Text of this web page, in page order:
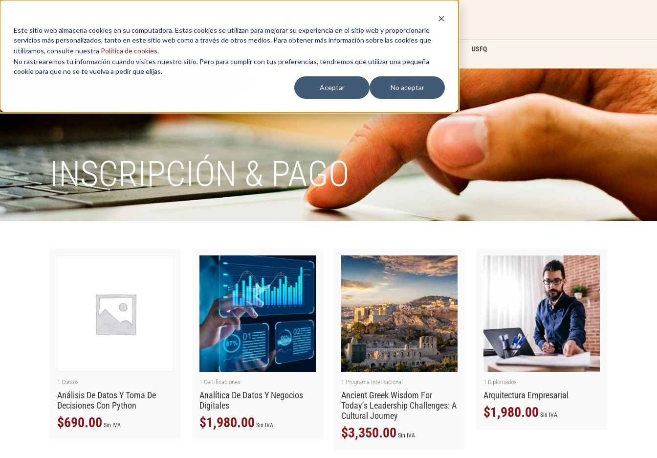
Este sitio web almacena cookies en su computadora. Estas cookies se utilizan para mejorar su experiencia en el sitio web y proporcionarle
servicios más personalizados, tanto en este sitio web como a través de otros medios. Para obtener más información sobre las cookies que
utilizamos, consulte nuestra Política de cookies.
No rastrearemos tu información cuando visites nuestro sitio. Pero para cumplir con tus preferencias, tendremos que utilizar una pequeña
cookie para que no se te vuelva a pedir que elijas.
Aceptar
No aceptar
USFQ
INSCRIPCIÓN & PAGO
1 Cursos
Análisis De Datos Y Toma De
Decisiones Con Python
$690.00 Sin IVA
1 Certificaciones
Analítica De Datos Y Negocios
Digitales
$1,980.00 Sin IVA
1 Programa Internacional
Ancient Greek Wisdom For
Today’s Leadership Challenges: A
Cultural Journey
$3,350.00 Sin IVA
1 Diplomados
Arquitectura Empresarial
$1,980.00 Sin IVA